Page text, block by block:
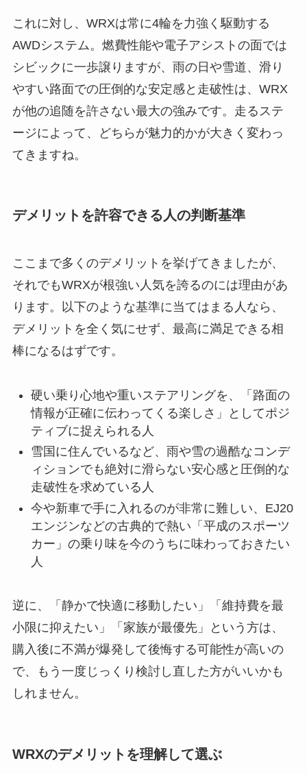
これに対し、WRXは常に4輪を力強く駆動する
AWDシステム。燃費性能や電子アシストの面では
シビックに一歩譲りますが、雨の日や雪道、滑り
やすい路面での圧倒的な安定感と走破性は、WRX
が他の追随を許さない最大の強みです。走るステ
ージによって、どちらが魅力的かが大きく変わっ
てきますね。
デメリットを許容できる人の判断基準
ここまで多くのデメリットを挙げてきましたが、
それでもWRXが根強い人気を誇るのには理由があ
ります。以下のような基準に当てはまる人なら、
デメリットを全く気にせず、最高に満足できる相
棒になるはずです。
硬い乗り心地や重いステアリングを、「路面の
情報が正確に伝わってくる楽しさ」としてポジ
ティブに捉えられる人
雪国に住んでいるなど、雨や雪の過酷なコンデ
ィションでも絶対に滑らない安心感と圧倒的な
走破性を求めている人
今や新車で手に入れるのが非常に難しい、EJ20
エンジンなどの古典的で熱い「平成のスポーツ
カー」の乗り味を今のうちに味わっておきたい
人
逆に、「静かで快適に移動したい」「維持費を最
小限に抑えたい」「家族が最優先」という方は、
購入後に不満が爆発して後悔する可能性が高いの
で、もう一度じっくり検討し直した方がいいかも
しれません。
WRXのデメリットを理解して選ぶ